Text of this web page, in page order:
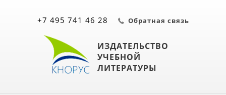
ИЗДАТЕЛЬСТВО
УЧЕБНОЙ
ЛИТЕРАТУРЫ
+7 495 741 46 28 Обратная связь